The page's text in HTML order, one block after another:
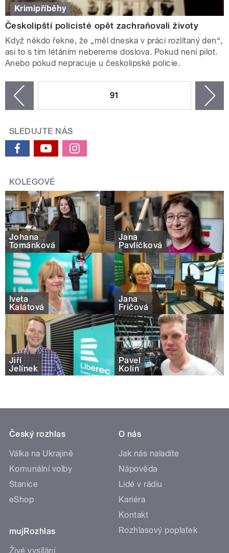
Krimipříběhy
Českolipští policisté opět zachraňovali životy
Když někdo řekne, že „měl dneska v práci rozlítaný den“,
asi to s tím létáním nebereme doslova. Pokud není pilot.
Anebo pokud nepracuje u českolipské policie.
91
SLEDUJTE NÁS
KOLEGOVÉ
Johana
Tománková
Jana
Pavlíčková
Iveta
Kalátová
Jana
Fričová
Jiří
Jelínek
Pavel
Kolín
Český rozhlas
Válka na Ukrajině
Komunální volby
Stanice
eShop
mujRozhlas
Živé vysílání
O nás
Jak nás naladíte
Nápověda
Lidé v rádiu
Kariéra
Kontakt
Rozhlasový poplatek